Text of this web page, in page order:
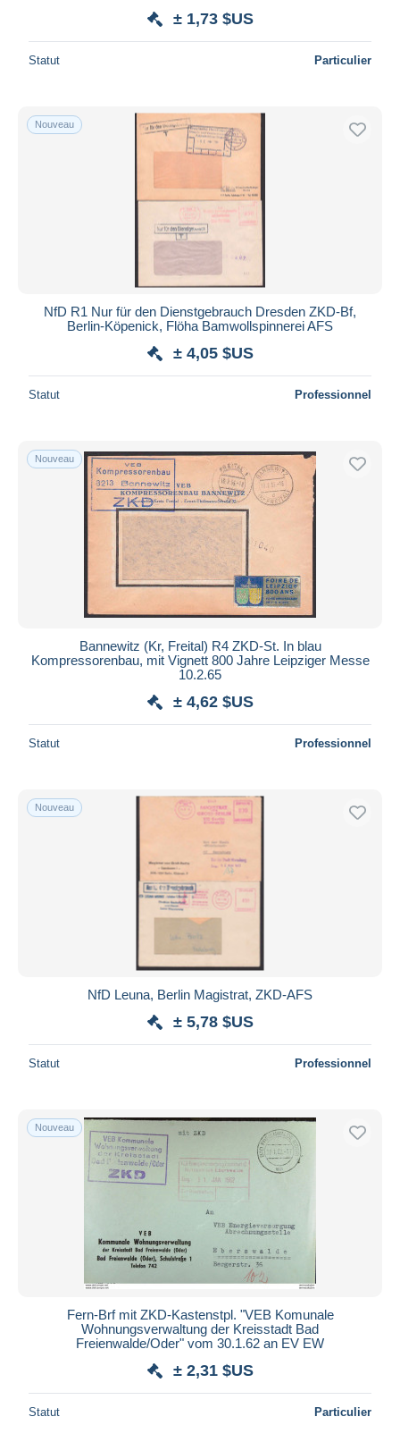
± 1,73 $US
Statut Particulier
Nouveau
NfD R1 Nur für den Dienstgebrauch Dresden ZKD-Bf,
Berlin-Köpenick, Flöha Bamwollspinnerei AFS
± 4,05 $US
Statut Professionnel
Nouveau
Bannewitz (Kr, Freital) R4 ZKD-St. In blau
Kompressorenbau, mit Vignett 800 Jahre Leipziger Messe
10.2.65
± 4,62 $US
Statut Professionnel
Nouveau
NfD Leuna, Berlin Magistrat, ZKD-AFS
± 5,78 $US
Statut Professionnel
Nouveau
Fern-Brf mit ZKD-Kastenstpl. "VEB Komunale
Wohnungsverwaltung der Kreisstadt Bad
Freienwalde/Oder" vom 30.1.62 an EV EW
± 2,31 $US
Statut Particulier